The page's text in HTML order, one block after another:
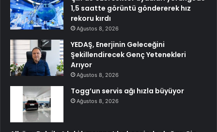
1,5 saatte görüntü göndererek hız
rekoru kırdı
Ağustos 8, 2026
YEDAŞ, Enerjinin Geleceğini
Şekillendirecek Genç Yetenekleri
Arıyor
Ağustos 8, 2026
Togg’un servis ağı hızla büyüyor
Ağustos 8, 2026